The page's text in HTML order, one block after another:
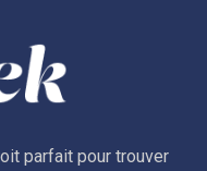
parfait pour trouver